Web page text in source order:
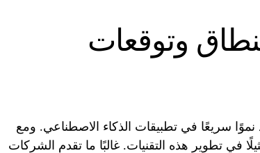
وتوقعات
سريعًا في تطبيقات الذكاء الاصطناعي. ومع
في تطوير هذه التقنيات. غالبًا ما تقدم الشركات